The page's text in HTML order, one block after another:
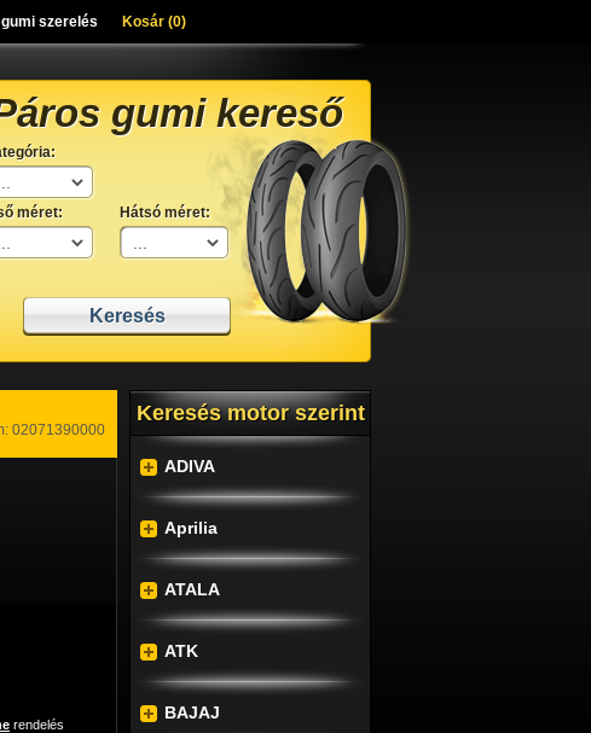
gumi szerelés Kosár (0)
gumi kereső
méret: Hátsó méret:
02071390000
rendelés
Keresés motor szerint
ADIVA
Aprilia
ATALA
ATK
BAJAJ